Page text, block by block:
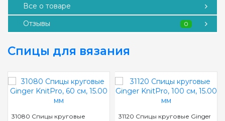
Все о товаре
Отзывы
0
Спицы для вязания
31080 Спицы круговые
31120 Спицы круговые Ginger